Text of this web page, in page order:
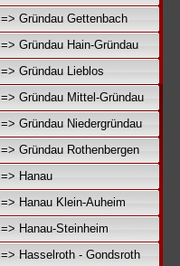
=> Gründau Gettenbach
=> Gründau Hain-Gründau
=> Gründau Lieblos
=> Gründau Mittel-Gründau
=> Gründau Niedergründau
=> Gründau Rothenbergen
=> Hanau
=> Hanau Klein-Auheim
=> Hanau-Steinheim
=> Hasselroth - Gondsroth